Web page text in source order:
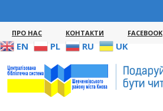
ПРО НАС КОНТАКТИ FACEBOOK
EN PL RU UK